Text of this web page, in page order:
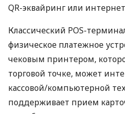
QR-эквайринг или
Классический POS-
физическое платежное
чековым принтером,
торговой точке, может
кассовой/компьютерной
поддерживает прием